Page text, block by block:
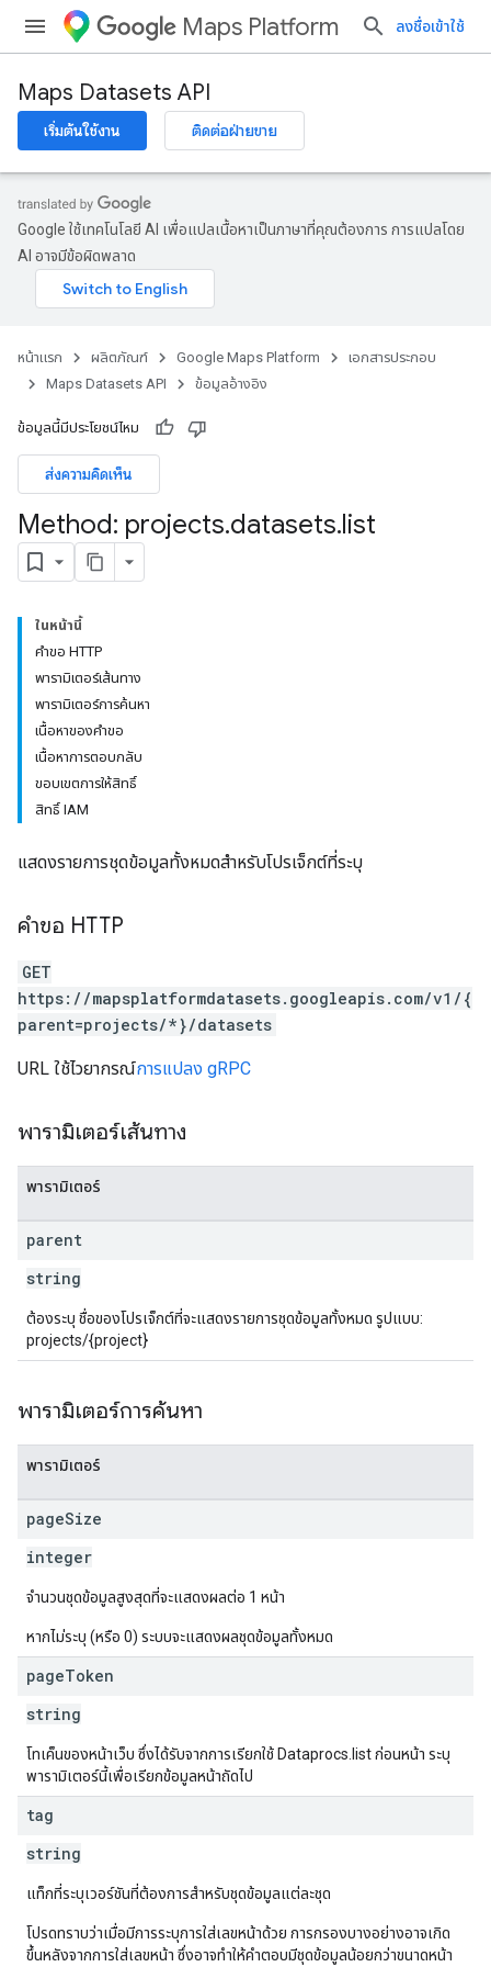
Maps Platform ลงชื่อเข้าใช้
Maps Datasets API
เริ่มต้นใช้งาน ติดต่อฝ่ายขาย
Google ใช้เทคโนโลยี AI เพื่อแปลเนื้อหาเป็นภาษาที่คุณต้องการ การแปลโดย
AI อาจมีข้อผิดพลาด
หน้าแรก ผลิตภัณฑ์ Google Maps Platform
เอกสารประกอบ
Maps Datasets API
ข้อมูลอ้างอิง
ข้อมูลนี้มีประโยชน์ไหม
ส่งความคิดเห็น
Method: projects.datasets.list
ในหน้านี้
คำขอ HTTP
พารามิเตอร์เส้นทาง
พารามิเตอร์การค้นหา
เนื้อหาของคำขอ
เนื้อหาการตอบกลับ
ขอบเขตการให้สิทธิ์
สิทธิ์ IAM
แสดงรายการชุดข้อมูลทั้งหมดสำหรับโปรเจ็กต์ที่ระบุ
คำขอ HTTP
GET
https://mapsplatformdatasets.googleapis.com/v1/{
parent=projects/*}/datasets
URL ใช้ไวยากรณ์การแปลง gRPC
พารามิเตอร์เส้นทาง
พารามิเตอร์
parent
string
ต้องระบุ ชื่อของโปรเจ็กต์ที่จะแสดงรายการชุดข้อมูลทั้งหมด รูปแบบ:
projects/{project}
พารามิเตอร์การค้นหา
พารามิเตอร์
pageSize
integer
จำนวนชุดข้อมูลสูงสุดที่จะแสดงผลต่อ 1 หน้า
หากไม่ระบุ (หรือ 0) ระบบจะแสดงผลชุดข้อมูลทั้งหมด
pageToken
string
โทเค็นของหน้าเว็บ ซึ่งได้รับจากการเรียกใช้ Dataprocs.list ก่อนหน้า ระบุ
พารามิเตอร์นี้เพื่อเรียกข้อมูลหน้าถัดไป
tag
string
แท็กที่ระบุเวอร์ชันที่ต้องการสำหรับชุดข้อมูลแต่ละชุด
โปรดทราบว่าเมื่อมีการระบุการใส่เลขหน้าด้วย การกรองบางอย่างอาจเกิด
ขึ้นหลังจากการใส่เลขหน้า ซึ่งอาจทำให้คำตอบมีชุดข้อมูลน้อยกว่าขนาดหน้า